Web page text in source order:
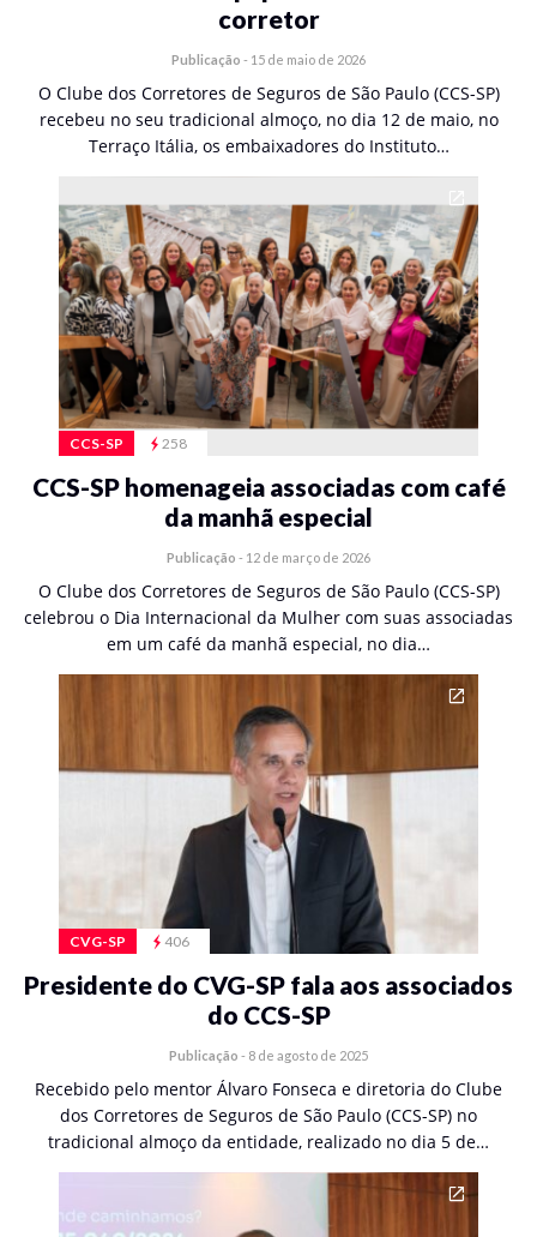
corretor
Publicação - 15 de maio de 2026
O Clube dos Corretores de Seguros de São Paulo (CCS-SP)
recebeu no seu tradicional almoço, no dia 12 de maio, no
Terraço Itália, os embaixadores do Instituto…
CCS-SP 258
CCS-SP homenageia associadas com café
da manhã especial
Publicação - 12 de março de 2026
O Clube dos Corretores de Seguros de São Paulo (CCS-SP)
celebrou o Dia Internacional da Mulher com suas associadas
em um café da manhã especial, no dia…
CVG-SP 406
Presidente do CVG-SP fala aos associados
do CCS-SP
Publicação - 8 de agosto de 2025
Recebido pelo mentor Álvaro Fonseca e diretoria do Clube
dos Corretores de Seguros de São Paulo (CCS-SP) no
tradicional almoço da entidade, realizado no dia 5 de…